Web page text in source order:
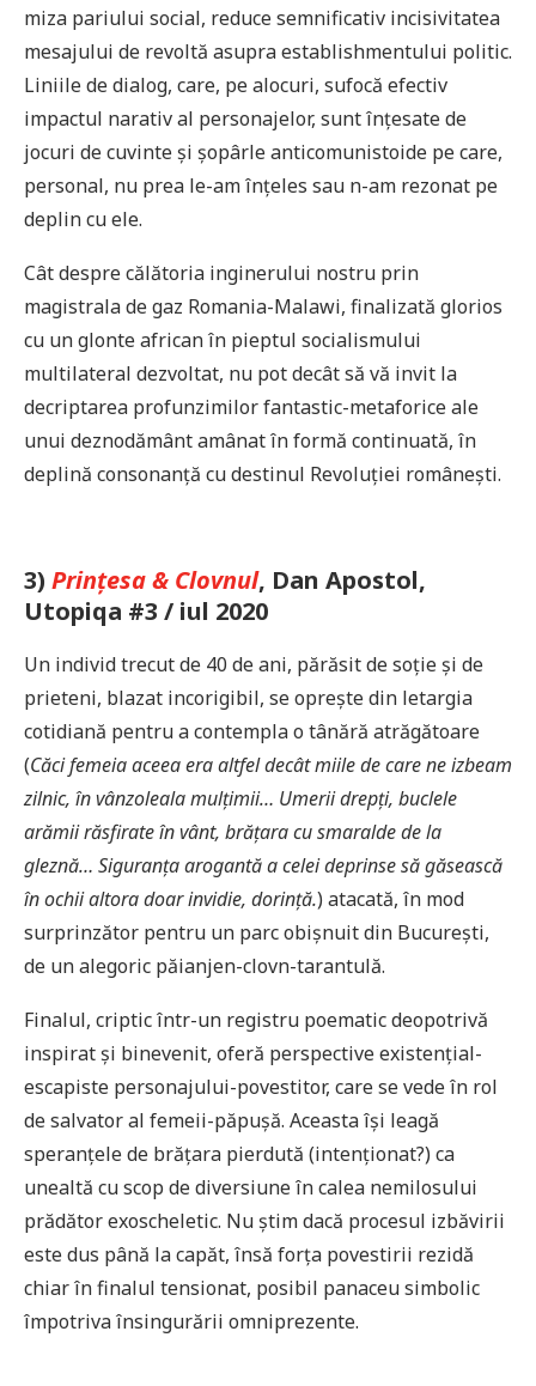
miza pariului social, reduce semnificativ incisivitatea
mesajului de revoltă asupra establishmentului politic.
Liniile de dialog, care, pe alocuri, sufocă efectiv
impactul narativ al personajelor, sunt înțesate de
jocuri de cuvinte și șopârle anticomunistoide pe care,
personal, nu prea le-am înțeles sau n-am rezonat pe
deplin cu ele.
Cât despre călătoria inginerului nostru prin
magistrala de gaz Romania-Malawi, finalizată glorios
cu un glonte african în pieptul socialismului
multilateral dezvoltat, nu pot decât să vă invit la
decriptarea profunzimilor fantastic-metaforice ale
unui deznodământ amânat în formă continuată, în
deplină consonanță cu destinul Revoluției românești.
3) Prințesa & Clovnul, Dan Apostol,
Utopiqa #3 / iul 2020
Un individ trecut de 40 de ani, părăsit de soție și de
prieteni, blazat incorigibil, se oprește din letargia
cotidiană pentru a contempla o tânără atrăgătoare
(Căci femeia aceea era altfel decât miile de care ne izbeam
zilnic, în vânzoleala mulțimii… Umerii drepți, buclele
arămii răsfirate în vânt, brățara cu smaralde de la
gleznă… Siguranța arogantă a celei deprinse să găsească
în ochii altora doar invidie, dorință.) atacată, în mod
surprinzător pentru un parc obișnuit din București,
de un alegoric păianjen-clovn-tarantulă.
Finalul, criptic într-un registru poematic deopotrivă
inspirat și binevenit, oferă perspective existențial-
escapiste personajului-povestitor, care se vede în rol
de salvator al femeii-păpușă. Aceasta își leagă
speranțele de brățara pierdută (intenționat?) ca
unealtă cu scop de diversiune în calea nemilosului
prădător exoscheletic. Nu știm dacă procesul izbăvirii
este dus până la capăt, însă forța povestirii rezidă
chiar în finalul tensionat, posibil panaceu simbolic
împotriva însingurării omniprezente.